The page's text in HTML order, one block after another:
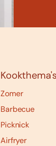
Kookthema's
Zomer
Barbecue
Picknick
Airfryer